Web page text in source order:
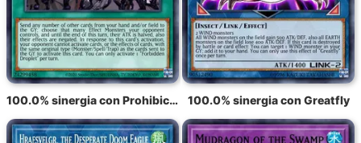
100.0% sinergia con Prohibición de la Gotita 100.0% sinergia con Greatfly